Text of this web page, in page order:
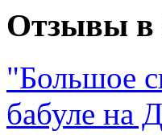
Отзывы в
"Большое
бабуле на